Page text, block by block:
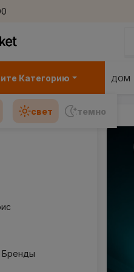
Категорию ДОМ
свет темно
Бренды